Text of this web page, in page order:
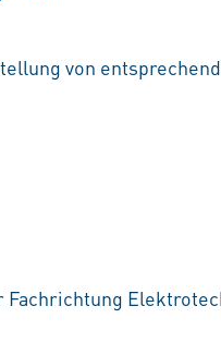
von
Fachrichtung